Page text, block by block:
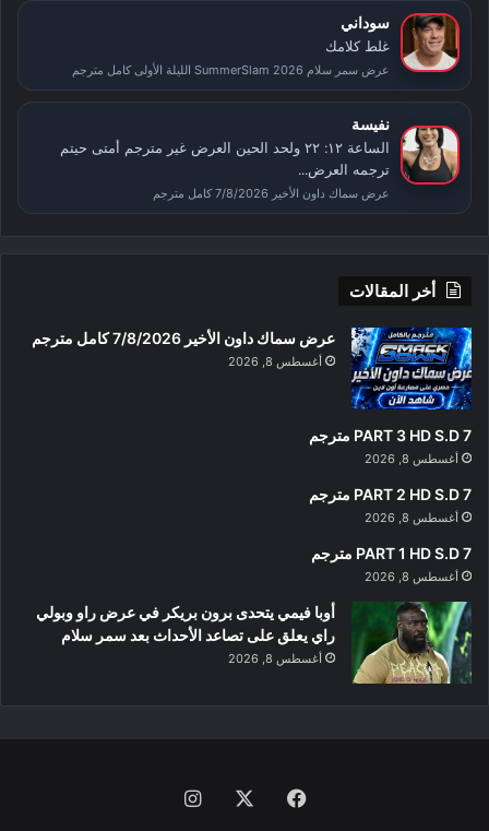
سوداني
غلط كلامك
عرض سمر سلام SummerSlam 2026 الليلة الأولى كامل مترجم
نفيسة
الساعة ١٢: ٢٢ ولحد الحين العرض غير مترجم أمتى حيتم
ترجمه العرض...
عرض سماك داون الأخير 7/8/2026 كامل مترجم
أخر المقالات
عرض سماك داون الأخير 7/8/2026 كامل مترجم
أغسطس 8, 2026
PART 3 HD S.D 7 مترجم
أغسطس 8, 2026
PART 2 HD S.D 7 مترجم
أغسطس 8, 2026
PART 1 HD S.D 7 مترجم
أغسطس 8, 2026
أوبا فيمي يتحدى برون بريكر في عرض راو وبولي
راي يعلق على تصاعد الأحداث بعد سمر سلام
أغسطس 8, 2026
فيسبوك